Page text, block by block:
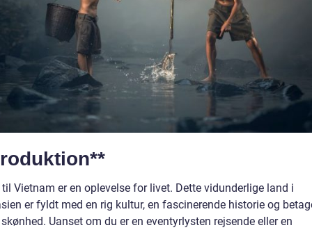
til Vietnam er en oplevelse for livet. Dette vidunderlige land i
er fyldt med en rig kultur, en fascinerende historie og
Uanset om du er en eventyrlysten rejsende eller en